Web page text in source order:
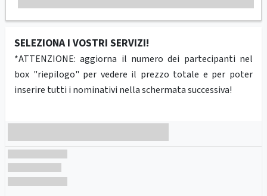
SELEZIONA I VOSTRI SERVIZI!
*ATTENZIONE: aggiorna il numero dei partecipanti nel
box "riepilogo" per vedere il prezzo totale e per poter
inserire tutti i nominativi nella schermata successiva!